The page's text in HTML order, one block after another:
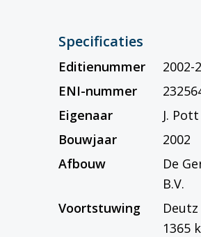
Specificaties
Editienummer
2002-
ENI-nummer
Eigenaar
J. Pott
Bouwjaar
2002
Afbouw
De
B.V.
Voortstuwing
Deutz
1365